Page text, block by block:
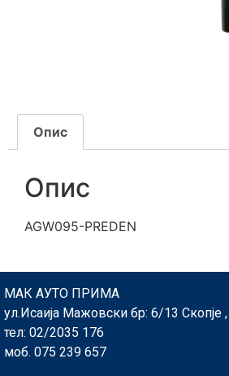
Опис
Опис
AGW095-PREDEN
МАК АУТО ПРИМА
ул.Исаија Мажовски бр: 6/13 Скопје
тел: 02/2035 176
моб. 075 239 657